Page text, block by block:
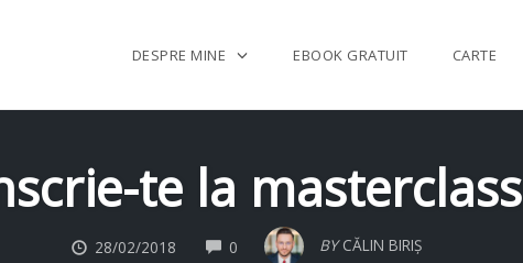
DESPRE MINE EBOOK GRATUIT CARTE
te la masterclass
28/02/2018 0 COMMENTS BY CĂLIN BIRIȘ